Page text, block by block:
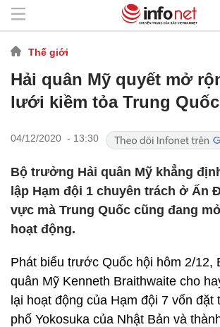
Thế giới
Hải quân Mỹ quyết mở
lưới kiềm tỏa Trung Quốc
04/12/2020 - 13:30
Bộ trưởng Hải quân Mỹ khẳng
lập Hạm đội 1 chuyên trách ở Ấn
vực mà Trung Quốc cũng đang
hoạt động.
Phát biểu trước Quốc hội hôm 2/12,
quân Mỹ Kenneth Braithwaite cho
lại hoạt động của Hạm đội 7 vốn
phố Yokosuka của Nhật Bản và